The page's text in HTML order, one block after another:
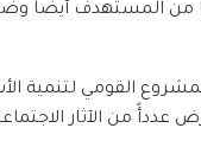
من المستهدف أيضاً
القومي لتنمية
عددأً من الآثار